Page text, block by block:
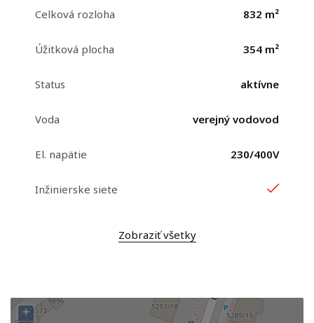
Celková rozloha 832 m²
Úžitková plocha 354 m²
Status aktívne
Voda verejný vodovod
El. napätie 230/400V
Inžinierske siete
Zobraziť všetky
+